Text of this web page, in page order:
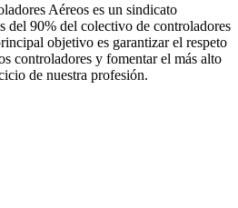
Aéreos es un sindicato
del 90% del colectivo de controladores
objetivo es garantizar el respeto
controladores y fomentar el más alto
de nuestra profesión.